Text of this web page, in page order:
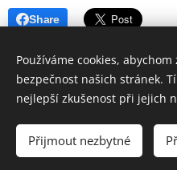
Share
© 2026
Vytvořeno službou
Používáme cookies,
bezpečnost našich stránek.
nejlepší zkušenost při jejich
Přijmout nezbytné